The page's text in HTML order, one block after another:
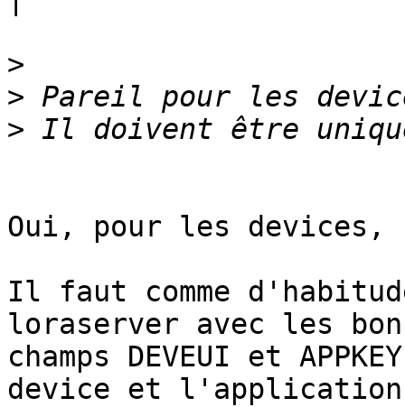
>
>
>
Oui, pour les
Il faut comme
loraserver avec les
champs DEVEUI et
device et